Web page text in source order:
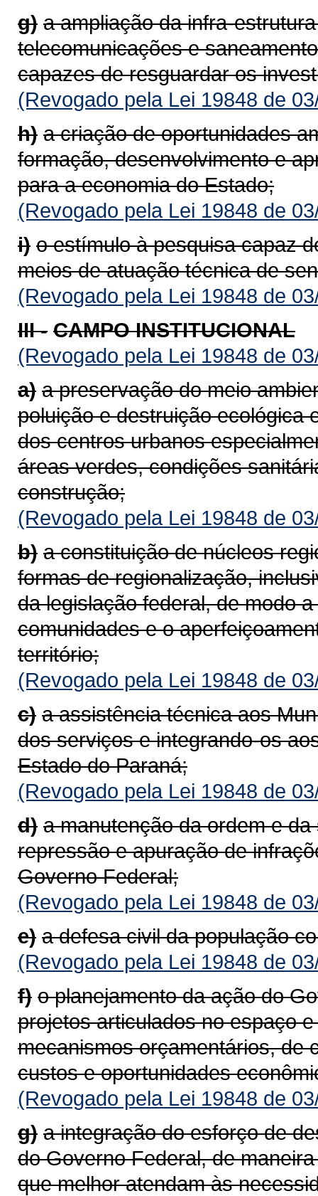
g) a ampliação da infra-
telecomunicações e
capazes de resguardar os
(Revogado pela Lei 19848 de
h) a criação de oportunidades
formação, desenvolvimento e
para a economia do Estado;
(Revogado pela Lei 19848 de
i) o estímulo à pesquisa capaz
meios de atuação técnica de
(Revogado pela Lei 19848 de
III - CAMPO INSTITUCIONAL
(Revogado pela Lei 19848 de
a) a preservação do meio
poluição e destruição ecológica
dos centros urbanos
áreas verdes, condições
construção;
(Revogado pela Lei 19848 de
b) a constituição de núcleos
formas de regionalização,
da legislação federal, de modo
comunidades e o
território;
(Revogado pela Lei 19848 de
c) a assistência técnica aos
dos serviços e integrando-os
Estado do Paraná;
(Revogado pela Lei 19848 de
d) a manutenção da ordem e
repressão e apuração de
Governo Federal;
(Revogado pela Lei 19848 de
e) a defesa civil da população
(Revogado pela Lei 19848 de
f) o planejamento da ação do
projetos articulados no espaço
mecanismos orçamentários, de
custos e oportunidades
(Revogado pela Lei 19848 de
g) a integração do esforço de
do Governo Federal, de
que melhor atendam às